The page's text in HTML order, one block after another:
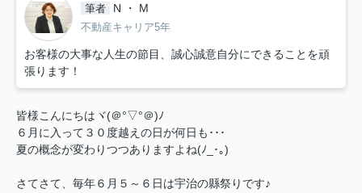
筆者 N ・ M
不動産キャリア5年
お客様の大事な人生の節目、誠心誠意自分にできることを頑
張ります！
皆様こんにちはヾ(＠°▽°＠)ﾉ
６月に入って３０度越えの日が何日も･･･
夏の概念が変わりつつありますよね(ﾉ_･｡)
さてさて、毎年６月５～６日は宇治の縣祭りです♪